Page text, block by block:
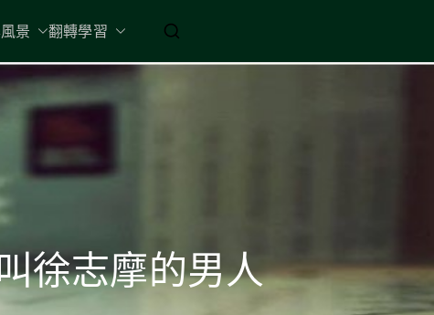
它拾起 / 納入胸懷
景 翻轉學習
徐志摩的男人